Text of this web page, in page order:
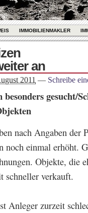
IMMOBILIENMAKLER
an
2011 — Schreibe
gesucht/
nach Angaben der
einmal erhöht.
Objekte, die
schneller verkauft.
Anleger zurzeit